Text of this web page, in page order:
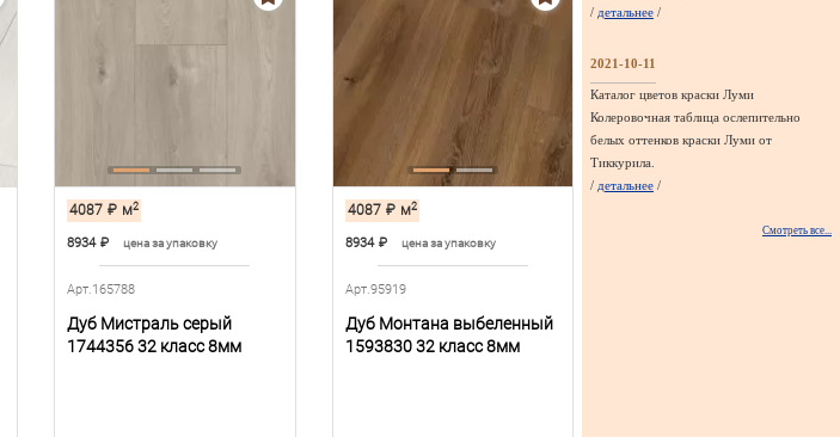
4087 ₽ м2
8934 ₽ цена за упаковку
Арт.165788
Дуб Мистраль серый
1744356 32 класс 8мм
4087 ₽ м2
8934 ₽ цена за упаковку
Арт.95919
Дуб Монтана выбеленный
1593830 32 класс 8мм
/ детальнее /
2021-10-11
Каталог цветов краски Луми
Колеровочная таблица ослепительно
белых оттенков краски Луми от
Тиккурила.
/ детальнее /
Смотреть все...